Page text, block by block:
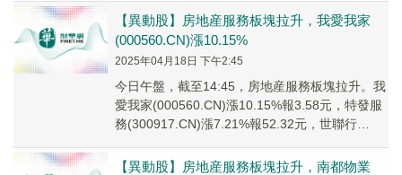
【異動股】房地産服務板塊拉升，我愛我家
(000560.CN)漲10.15%
2025年04月18日 下午2:45
今日午盤，截至14:45，房地産服務板塊拉升。我
愛我家(000560.CN)漲10.15%報3.58元，特發服
務(300917.CN)漲7.21%報52.32元，世聯行
【異動股】房地産服務板塊拉升，南都物業